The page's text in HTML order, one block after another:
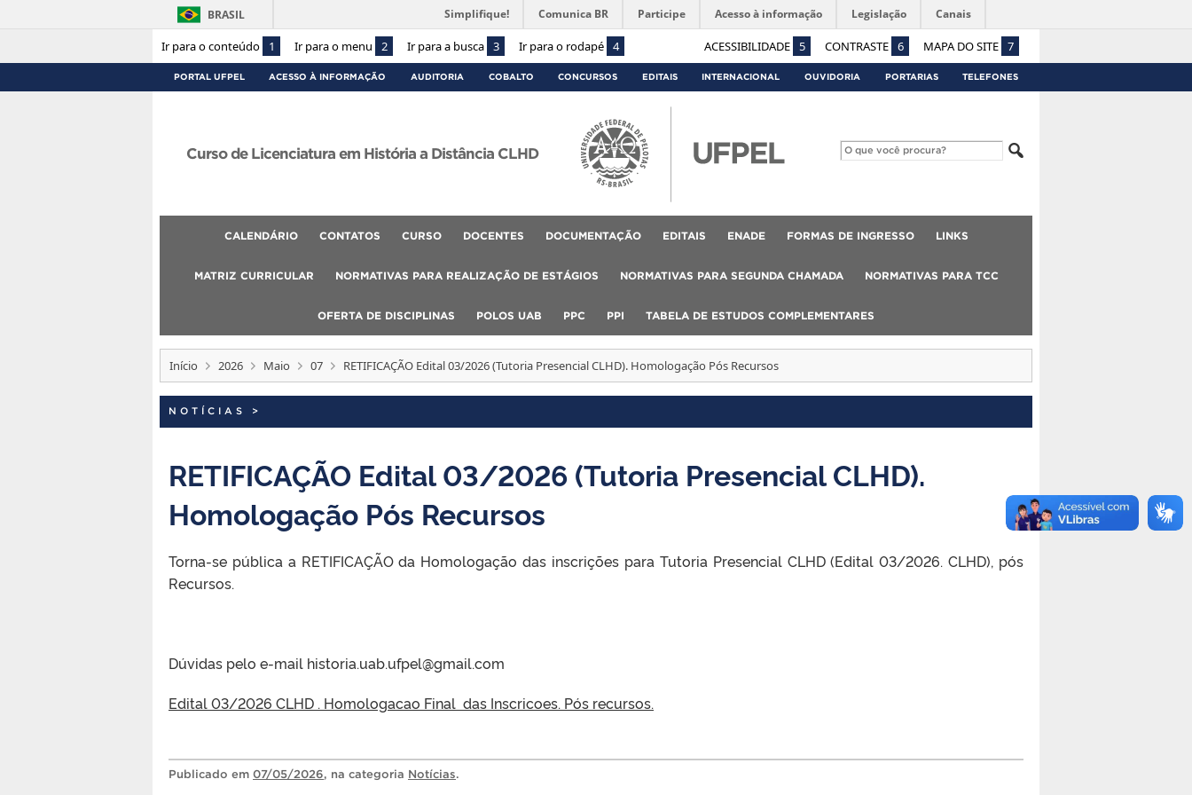
Ir para o conteúdo 1 Ir para o menu 2 Ir para a busca 3 Ir para o rodapé 4 ACESSIBILIDADE 5 CONTRASTE 6 MAPA DO SITE 7
BRASIL Simplifique! Comunica BR Participe Acesso à informação Legislação Canais
PORTAL UFPEL ACESSO À INFORMAÇÃO AUDITORIA COBALTO CONCURSOS EDITAIS INTERNACIONAL OUVIDORIA PORTARIAS TELEFONES
Curso de Licenciatura em História a Distância CLHD
CALENDÁRIO CONTATOS CURSO DOCENTES DOCUMENTAÇÃO EDITAIS ENADE FORMAS DE INGRESSO LINKS
MATRIZ CURRICULAR NORMATIVAS PARA REALIZAÇÃO DE ESTÁGIOS NORMATIVAS PARA SEGUNDA CHAMADA NORMATIVAS PARA TCC
OFERTA DE DISCIPLINAS POLOS UAB PPC PPI TABELA DE ESTUDOS COMPLEMENTARES
Início 2026 Maio 07 RETIFICAÇÃO Edital 03/2026 (Tutoria Presencial CLHD). Homologação Pós Recursos
NOTÍCIAS >
RETIFICAÇÃO Edital 03/2026 (Tutoria Presencial CLHD).
Homologação Pós Recursos
Torna-se pública a RETIFICAÇÃO da Homologação das inscrições para Tutoria Presencial CLHD (Edital 03/2026. CLHD), pós
Recursos.
Dúvidas pelo e-mail historia.uab.ufpel@gmail.com
Edital 03/2026 CLHD . Homologacao Final das Inscricoes. Pós recursos.
Publicado em 07/05/2026, na categoria Notícias.